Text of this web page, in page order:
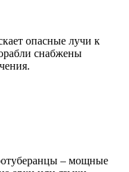
опасные лучи к
снабжены
– мощные